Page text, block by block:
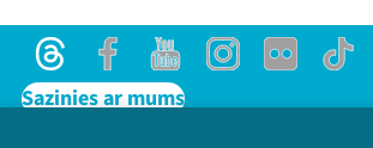
ThreadsFacebookYoutubeInstagram
Flick
Sazinies ar mums